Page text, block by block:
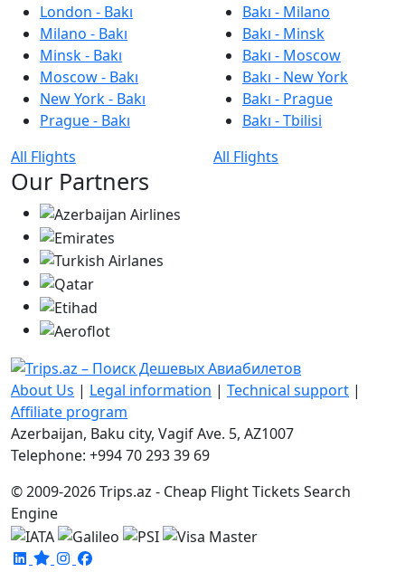
London - Bakı
Milano - Bakı
Minsk - Bakı
Moscow - Bakı
New York - Bakı
Prague - Bakı
All Flights
Bakı - Milano
Bakı - Minsk
Bakı - Moscow
Bakı - New York
Bakı - Prague
Bakı - Tbilisi
All Flights
Our Partners
About Us | Legal information | Technical support |
Affiliate program
Azerbaijan, Baku city, Vagif Ave. 5, AZ1007
Telephone: +994 70 293 39 69
© 2009-2026 Trips.az - Cheap Flight Tickets Search
Engine